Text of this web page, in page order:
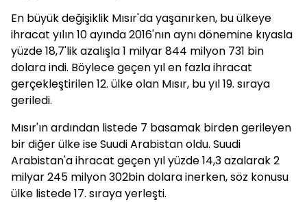
En büyük değişiklik Mısır'da yaşanırken, bu ülkeye
ihracat yılın 10 ayında 2016'nın aynı dönemine kıyasla
yüzde 18,7'lik azalışla 1 milyar 844 milyon 731 bin
dolara indi. Böylece geçen yıl en fazla ihracat
gerçekleştirilen 12. ülke olan Mısır, bu yıl 19. sıraya
geriledi.
Mısır'ın ardından listede 7 basamak birden gerileyen
bir diğer ülke ise Suudi Arabistan oldu. Suudi
Arabistan'a ihracat geçen yıl yüzde 14,3 azalarak 2
milyar 245 milyon 302bin dolara inerken, söz konusu
ülke listede 17. sıraya yerleşti.